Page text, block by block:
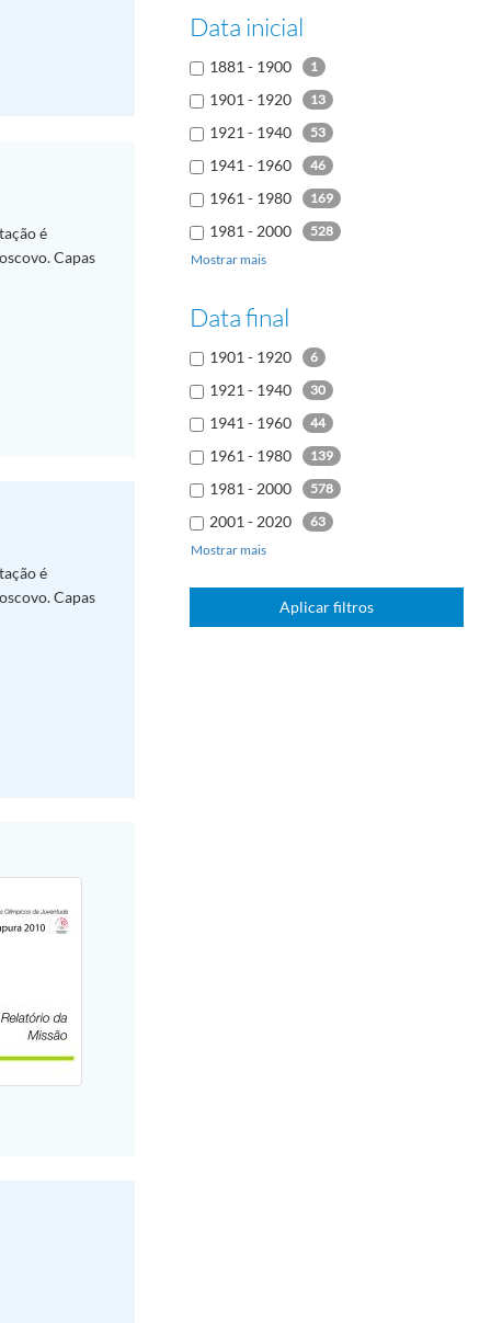
dut (holandês
ara (árabe) 10
Data inicial
1881 - 1900 1
1901 - 1920 13
1921 - 1940 53
1941 - 1960 46
1961 - 1980 169
1981 - 2000 528
2001 - 2020
Mostrar mais
Data final
1901 - 1920 6
1921 - 1940 30
1941 - 1960 44
1961 - 1980 139
1981 - 2000 578
2001 - 2020 63
2021 - 2040
Mostrar mais
Aplicar filtros
é
Capas
é
Capas